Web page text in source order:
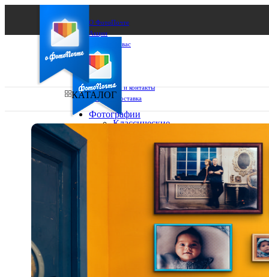
О ФотоПочте
Акции
Сделаем за вас
Бизнесу
FAQ
Франшиза
Поддержка и контакты
Оплата и доставка
Ваш город:
Выберите из списка:
КАТАЛОГ
Фотографии
Классические
10х10
10х15
13х18
15х15
20х20
20х30
30х30
30х40